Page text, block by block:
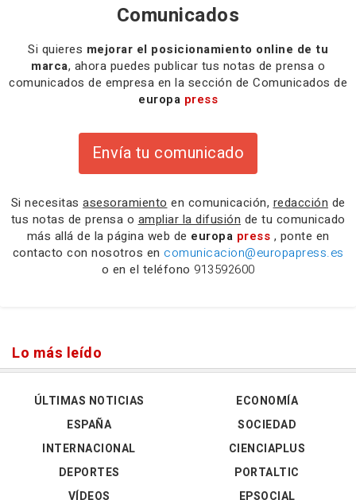
Comunicados
Si quieres mejorar el posicionamiento online de tu
marca, ahora puedes publicar tus notas de prensa o
comunicados de empresa en la sección de Comunicados de
europa press
Envía tu comunicado
Si necesitas asesoramiento en comunicación, redacción de
tus notas de prensa o ampliar la difusión de tu comunicado
más allá de la página web de europa press , ponte en
contacto con nosotros en comunicacion@europapress.es
o en el teléfono 913592600
Lo más leído
ÚLTIMAS NOTICIAS
ESPAÑA
INTERNACIONAL
DEPORTES
VÍDEOS
ECONOMÍA
SOCIEDAD
CIENCIAPLUS
PORTALTIC
EPSOCIAL